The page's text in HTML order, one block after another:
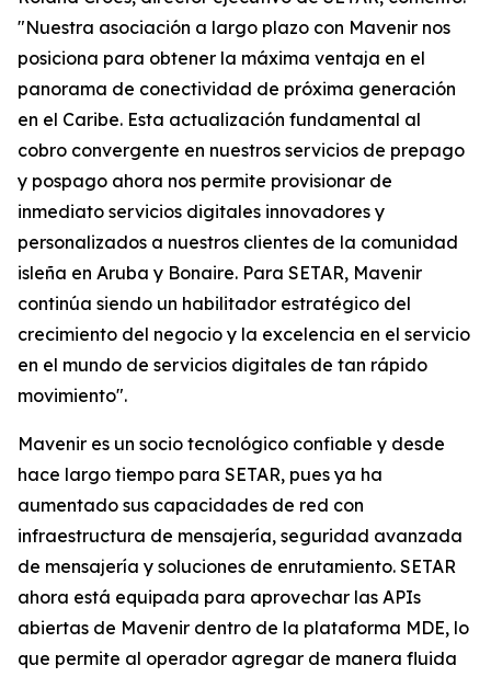
"Nuestra asociación a largo plazo con Mavenir nos
posiciona para obtener la máxima ventaja en el
panorama de conectividad de próxima generación
en el Caribe. Esta actualización fundamental al
cobro convergente en nuestros servicios de prepago
y pospago ahora nos permite provisionar de
inmediato servicios digitales innovadores y
personalizados a nuestros clientes de la comunidad
isleña en Aruba y Bonaire. Para SETAR, Mavenir
continúa siendo un habilitador estratégico del
crecimiento del negocio y la excelencia en el servicio
en el mundo de servicios digitales de tan rápido
movimiento".
Mavenir es un socio tecnológico confiable y desde
hace largo tiempo para SETAR, pues ya ha
aumentado sus capacidades de red con
infraestructura de mensajería, seguridad avanzada
de mensajería y soluciones de enrutamiento. SETAR
ahora está equipada para aprovechar las APIs
abiertas de Mavenir dentro de la plataforma MDE, lo
que permite al operador agregar de manera fluida